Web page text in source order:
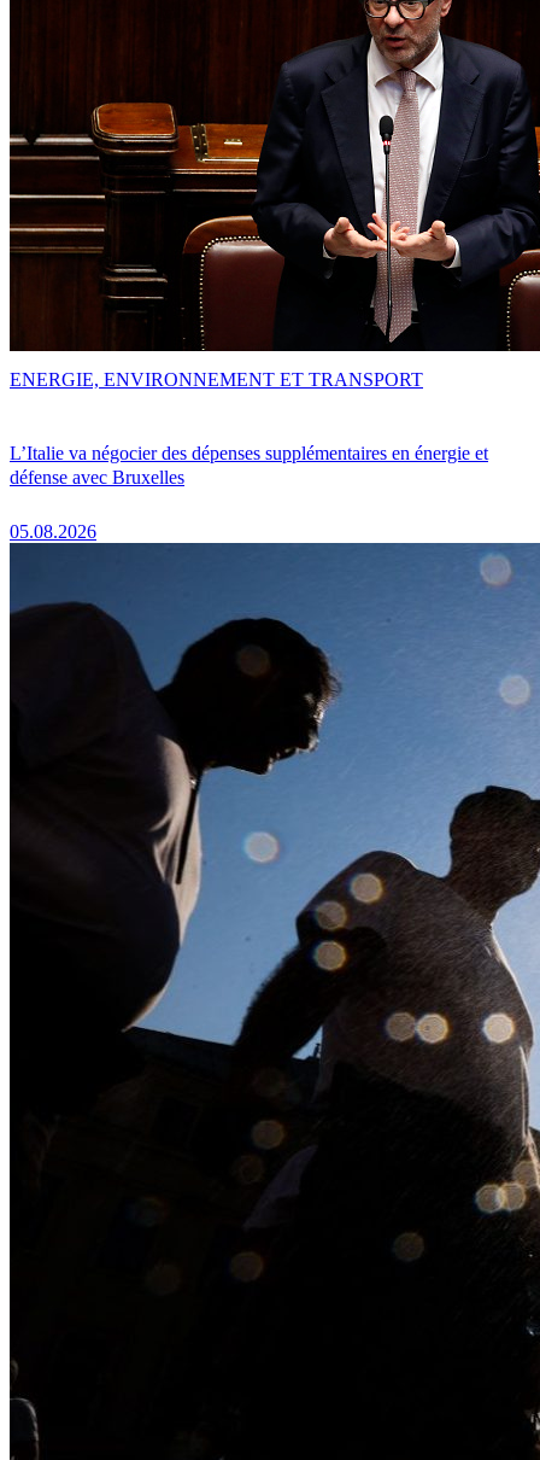
L’Italie va négocier des dépenses supplémentaires en énergie et
défense avec Bruxelles
05.08.2026
ENERGIE, ENVIRONNEMENT ET TRANSPORT